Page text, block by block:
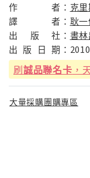
作 者： 克
譯
者： 耿
出
版 社： 書
出 版 日 期：
刷誠品聯名卡 ，
大量採購團購專區